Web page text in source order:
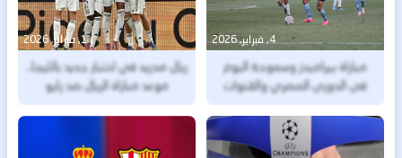
4, فبراير, 2026
مباراة بيراميدز وسموحة اليوم
فى الدورى المصري والقنوات
الناقلة
1, فبراير, 2026
ريال مدريد في اختبار جديد بالليجا..
موعد مباراة الريال ضد رايو
فاييكانو اليوم والقنوات الناقلة